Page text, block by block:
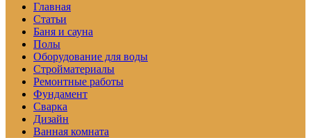
Главная
Статьи
Баня и сауна
Полы
Оборудование для воды
Стройматериалы
Ремонтные работы
Фундамент
Сварка
Дизайн
Ванная комната